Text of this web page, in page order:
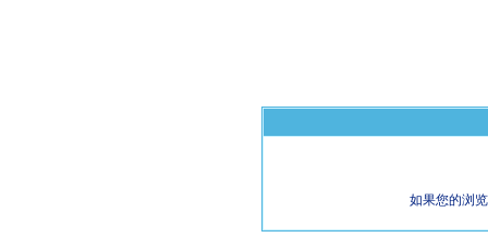
如果您的浏